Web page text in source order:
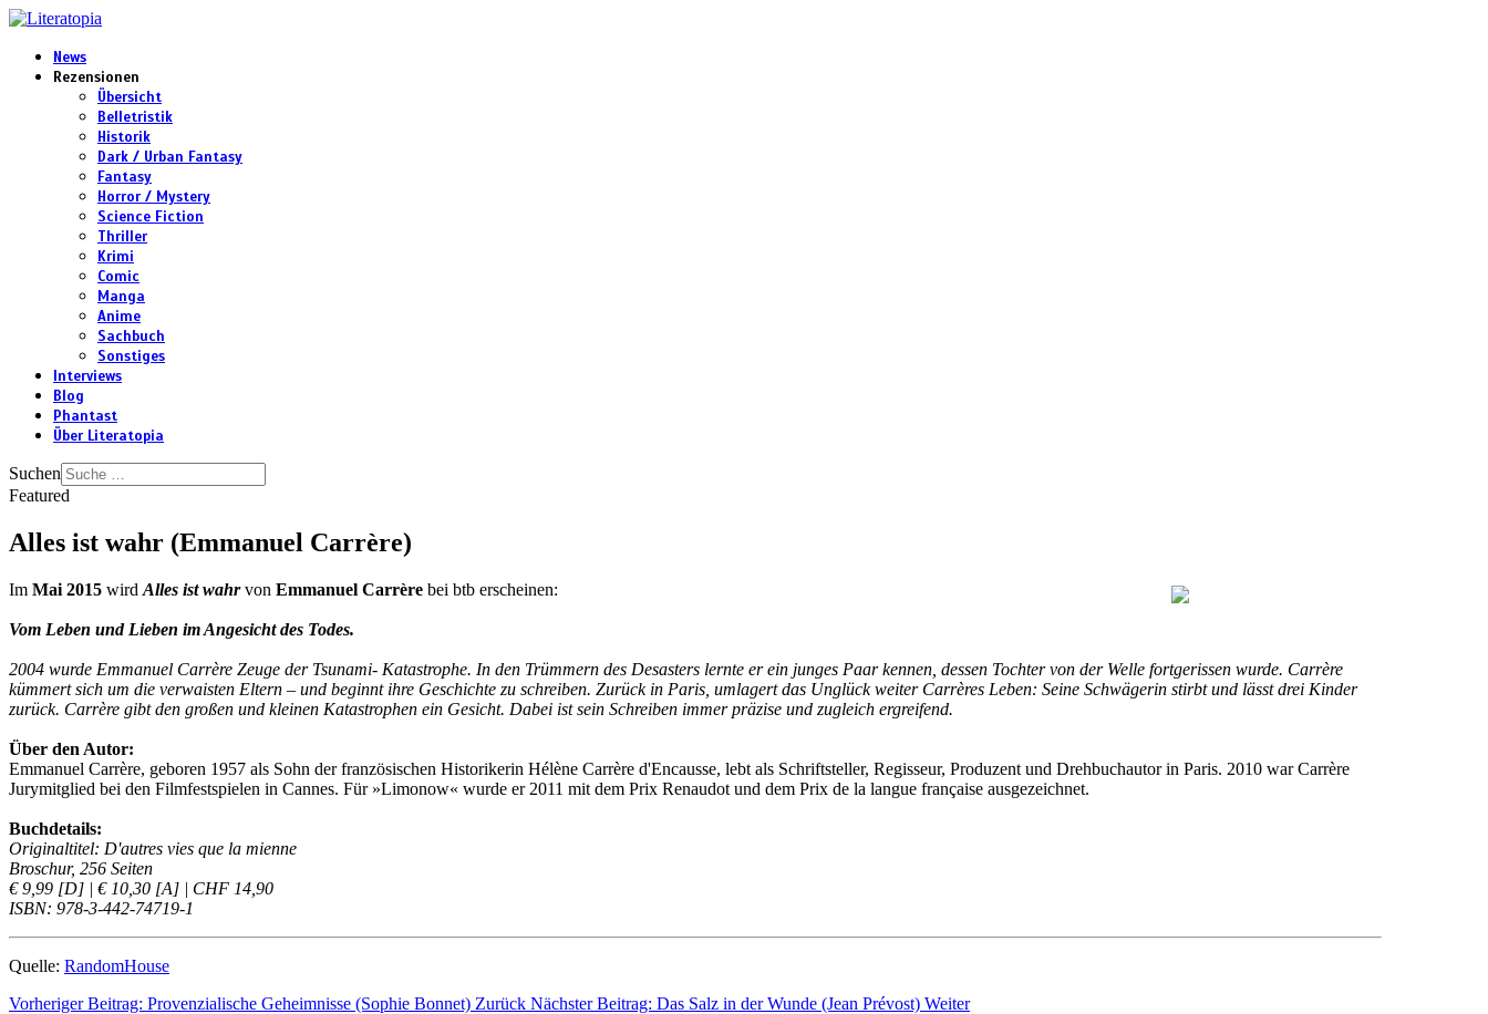
News
Rezensionen
Übersicht
Belletristik
Historik
Dark / Urban Fantasy
Fantasy
Horror / Mystery
Science Fiction
Thriller
Krimi
Comic
Manga
Anime
Sachbuch
Sonstiges
Interviews
Blog
Phantast
Über Literatopia
Suchen
Featured
Alles ist wahr (Emmanuel Carrère)
Im Mai 2015 wird Alles ist wahrvon Emmanuel Carrère bei btb erscheinen:
Vom Leben und Lieben im Angesicht des Todes.
2004 wurde Emmanuel Carrère Zeuge der Tsunami- Katastrophe. In den Trümmern des Desasters lernte er ein junges Paar kennen, dessen Tochter von der Welle fortgerissen wurde. Carrère
kümmert sich um die verwaisten Eltern – und beginnt ihre Geschichte zu schreiben. Zurück in Paris, umlagert das Unglück weiter Carrères Leben: Seine Schwägerin stirbt und lässt drei Kinder
zurück. Carrère gibt den großen und kleinen Katastrophen ein Gesicht. Dabei ist sein Schreiben immer präzise und zugleich ergreifend.
Über den Autor:
Emmanuel Carrère, geboren 1957 als Sohn der französischen Historikerin Hélène Carrère d'Encausse, lebt als Schriftsteller, Regisseur, Produzent und Drehbuchautor in Paris. 2010 war Carrère
Jurymitglied bei den Filmfestspielen in Cannes. Für »Limonow« wurde er 2011 mit dem Prix Renaudot und dem Prix de la langue française ausgezeichnet.
Buchdetails:
Originaltitel: D'autres vies que la mienne
Broschur, 256 Seiten
€ 9,99 [D] | € 10,30 [A] | CHF 14,90
ISBN: 978-3-442-74719-1
Quelle: RandomHouse
Vorheriger Beitrag: Provenzialische Geheimnisse (Sophie Bonnet) Zurück Nächster Beitrag: Das Salz in der Wunde (Jean Prévost) Weiter